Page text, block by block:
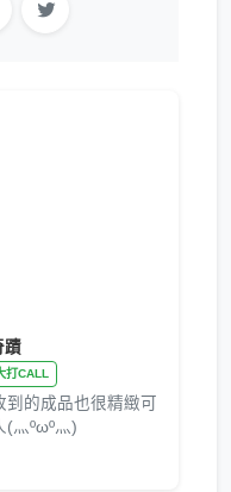
蹟
CALL
的成品也很精緻可
(灬ºωº灬)